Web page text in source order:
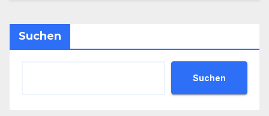
Suchen
Suchen